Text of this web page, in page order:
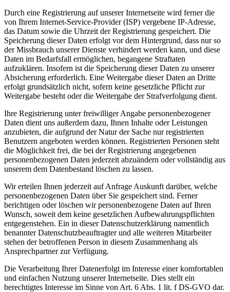
Durch eine Registrierung auf unserer Internetseite wird ferner die
von Ihrem Internet-Service-Provider (ISP) vergebene IP-Adresse,
das Datum sowie die Uhrzeit der Registrierung gespeichert. Die
Speicherung dieser Daten erfolgt vor dem Hintergrund, dass nur so
der Missbrauch unserer Dienste verhindert werden kann, und diese
Daten im Bedarfsfall ermöglichen, begangene Straftaten
aufzuklären. Insofern ist die Speicherung dieser Daten zu unserer
Absicherung erforderlich. Eine Weitergabe dieser Daten an Dritte
erfolgt grundsätzlich nicht, sofern keine gesetzliche Pflicht zur
Weitergabe besteht oder die Weitergabe der Strafverfolgung dient.
Ihre Registrierung unter freiwilliger Angabe personenbezogener
Daten dient uns außerdem dazu, Ihnen Inhalte oder Leistungen
anzubieten, die aufgrund der Natur der Sache nur registrierten
Benutzern angeboten werden können. Registrierten Personen steht
die Möglichkeit frei, die bei der Registrierung angegebenen
personenbezogenen Daten jederzeit abzuändern oder vollständig aus
unserem dem Datenbestand löschen zu lassen.
Wir erteilen Ihnen jederzeit auf Anfrage Auskunft darüber, welche
personenbezogenen Daten über Sie gespeichert sind. Ferner
berichtigen oder löschen wir personenbezogene Daten auf Ihren
Wunsch, soweit dem keine gesetzlichen Aufbewahrungspflichten
entgegenstehen. Ein in dieser Datenschutzerklärung namentlich
benannter Datenschutzbeauftragter und alle weiteren Mitarbeiter
stehen der betroffenen Person in diesem Zusammenhang als
Ansprechpartner zur Verfügung.
Die Verarbeitung Ihrer Datenerfolgt im Interesse einer komfortablen
und einfachen Nutzung unserer Internetseite. Dies stellt ein
berechtigtes Interesse im Sinne von Art. 6 Abs. 1 lit. f DS-GVO dar.